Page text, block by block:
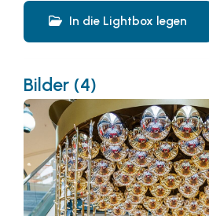
In die Lightbox legen
Bilder (4)